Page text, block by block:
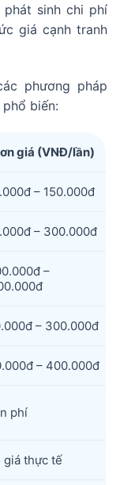
sinh chi phí
giá cạnh tranh
phương pháp
biến:
giá (VNĐ/lần)
– 150.000đ
– 300.000đ
–
– 300.000đ
– 400.000đ
phí
giá thực tế